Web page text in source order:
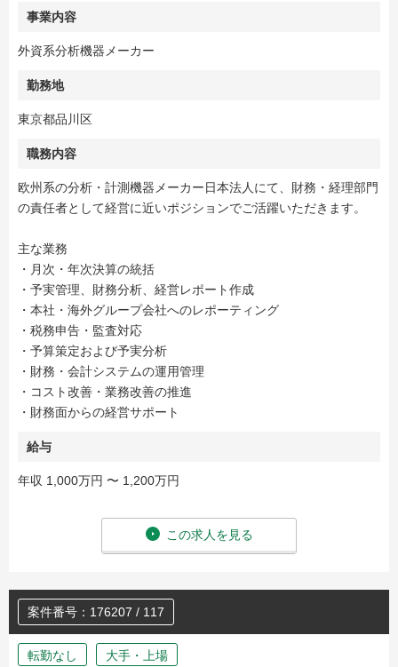
事業内容
外資系分析機器メーカー
勤務地
東京都品川区
職務内容
欧州系の分析・計測機器メーカー日本法人にて、財務・経理部門
の責任者として経営に近いポジションでご活躍いただきます。
主な業務
・月次・年次決算の統括
・予実管理、財務分析、経営レポート作成
・本社・海外グループ会社へのレポーティング
・税務申告・監査対応
・予算策定および予実分析
・財務・会計システムの運用管理
・コスト改善・業務改善の推進
・財務面からの経営サポート
給与
年収 1,000万円 〜 1,200万円
この求人を見る
案件番号：176207 / 117
転勤なし 大手・上場